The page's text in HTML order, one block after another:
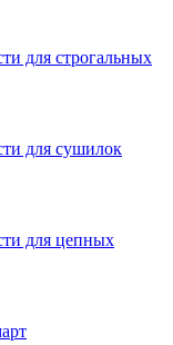
для строгальных
для сушилок
для цепных